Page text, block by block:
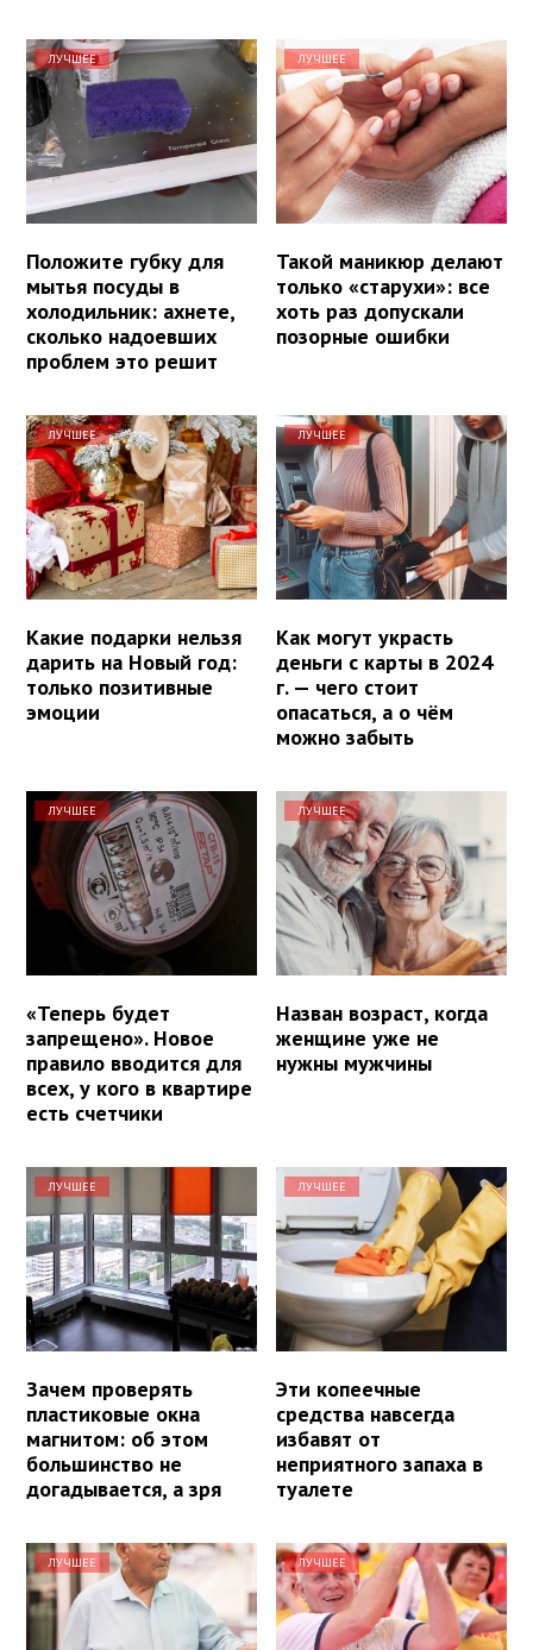
ЛУЧШЕЕ
Положите губку для
мытья посуды в
холодильник: ахнете,
сколько надоевших
проблем это решит
ЛУЧШЕЕ
Такой маникюр делают
только «старухи»: все
хоть раз допускали
позорные ошибки
ЛУЧШЕЕ
Какие подарки нельзя
дарить на Новый год:
только позитивные
эмоции
ЛУЧШЕЕ
Как могут украсть
деньги с карты в 2024
г. — чего стоит
опасаться, а о чём
можно забыть
ЛУЧШЕЕ
«Теперь будет
запрещено». Новое
правило вводится для
всех, у кого в квартире
есть счетчики
ЛУЧШЕЕ
Назван возраст, когда
женщине уже не
нужны мужчины
ЛУЧШЕЕ
Зачем проверять
пластиковые окна
магнитом: об этом
большинство не
догадывается, а зря
ЛУЧШЕЕ
Эти копеечные
средства навсегда
избавят от
неприятного запаха в
туалете
ЛУЧШЕЕ ЛУЧШЕЕ